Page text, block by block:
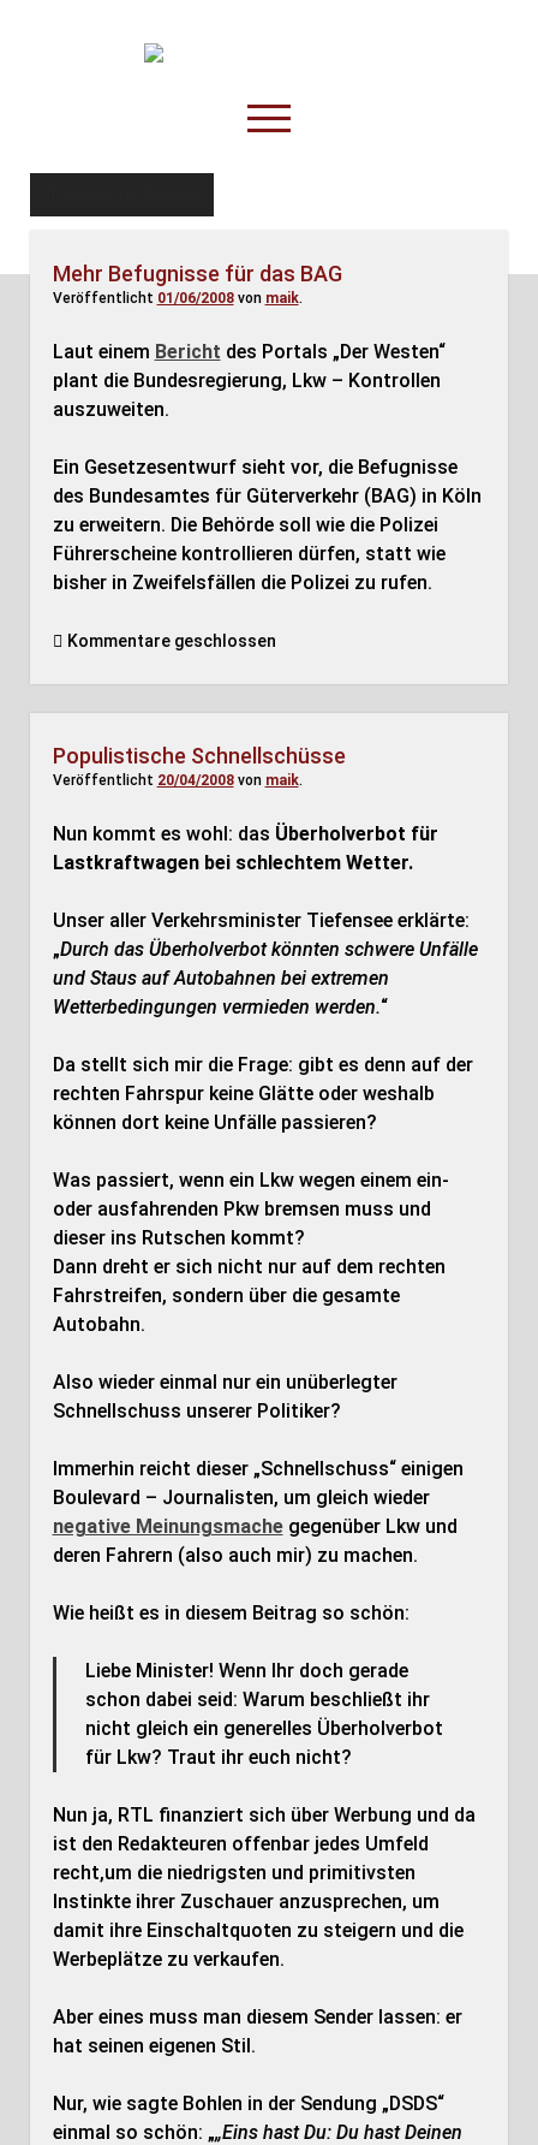
TruckOnline.de
open
menu
facebook
Spesenliste
Disposition
Mehr Befugnisse für das BAG
Veröffentlicht 01/06/2008von maik.
Laut einem Bericht des Portals „Der Westen“
plant die Bundesregierung, Lkw – Kontrollen
auszuweiten.
Ein Gesetzesentwurf sieht vor, die Befugnisse
des Bundesamtes für Güterverkehr (BAG) in Köln
zu erweitern. Die Behörde soll wie die Polizei
Führerscheine kontrollieren dürfen, statt wie
bisher in Zweifelsfällen die Polizei zu rufen.
Kommentare geschlossen
Populistische Schnellschüsse
Veröffentlicht 20/04/2008von maik.
Nun kommt es wohl: das Überholverbot für
Lastkraftwagen bei schlechtem Wetter.
Unser aller Verkehrsminister Tiefensee erklärte:
„Durch das Überholverbot könnten schwere Unfälle
und Staus auf Autobahnen bei extremen
Wetterbedingungen vermieden werden.“
Da stellt sich mir die Frage: gibt es denn auf der
rechten Fahrspur keine Glätte oder weshalb
können dort keine Unfälle passieren?
Was passiert, wenn ein Lkw wegen einem ein-
oder ausfahrenden Pkw bremsen muss und
dieser ins Rutschen kommt?
Dann dreht er sich nicht nur auf dem rechten
Fahrstreifen, sondern über die gesamte
Autobahn.
Also wieder einmal nur ein unüberlegter
Schnellschuss unserer Politiker?
Immerhin reicht dieser „Schnellschuss“ einigen
Boulevard – Journalisten, um gleich wieder
negative Meinungsmachegegenüber Lkw und
deren Fahrern (also auch mir) zu machen.
Wie heißt es in diesem Beitrag so schön:
Liebe Minister! Wenn Ihr doch gerade
schon dabei seid: Warum beschließt ihr
nicht gleich ein generelles Überholverbot
für Lkw? Traut ihr euch nicht?
Nun ja, RTL finanziert sich über Werbung und da
ist den Redakteuren offenbar jedes Umfeld
recht,um die niedrigsten und primitivsten
Instinkte ihrer Zuschauer anzusprechen, um
damit ihre Einschaltquoten zu steigern und die
Werbeplätze zu verkaufen.
Aber eines muss man diesem Sender lassen: er
hat seinen eigenen Stil.
Nur, wie sagte Bohlen in der Sendung „DSDS“
einmal so schön: „„Eins hast Du: Du hast Deinen